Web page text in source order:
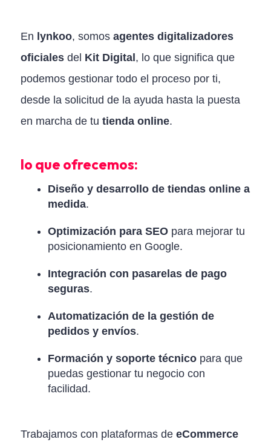
En lynkoo, somos agentes digitalizadores
oficialesdel Kit Digital, lo que significa que
podemos gestionar todo el proceso por ti,
desde la solicitud de la ayuda hasta la puesta
en marcha de tu tienda online.
lo que ofrecemos:
Diseño y desarrollo de tiendas online a
medida.
Optimización para SEOpara mejorar tu
posicionamiento en Google.
Integración con pasarelas de pago
seguras.
Automatización de la gestión de
pedidos y envíos.
Formación y soporte técnicopara que
puedas gestionar tu negocio con
facilidad.
Trabajamos con plataformas de eCommerce